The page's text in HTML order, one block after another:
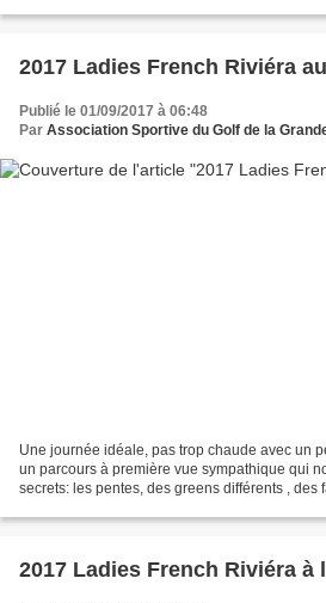
2017 Ladies French Riviéra
Publié le 01/09/2017 à 06:48
Par Association Sportive du Golf de la
Une journée idéale, pas trop chaude avec un
un parcours à première vue sympathique qui
secrets: les pentes, des greens différents , des
2017 Ladies French Riviéra à